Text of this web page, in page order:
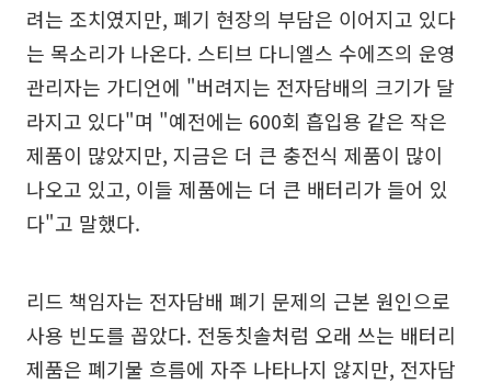
려는 조치였지만, 폐기 현장의 부담은 이어지고 있다
는 목소리가 나온다. 스티브 다니엘스 수에즈의 운영
관리자는 가디언에 "버려지는 전자담배의 크기가 달
라지고 있다"며 "예전에는 600회 흡입용 같은 작은
제품이 많았지만, 지금은 더 큰 충전식 제품이 많이
나오고 있고, 이들 제품에는 더 큰 배터리가 들어 있
다"고 말했다.
리드 책임자는 전자담배 폐기 문제의 근본 원인으로
사용 빈도를 꼽았다. 전동칫솔처럼 오래 쓰는 배터리
제품은 폐기물 흐름에 자주 나타나지 않지만, 전자담